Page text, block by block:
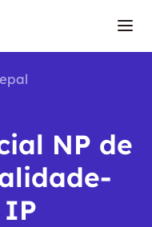
NP de
IP